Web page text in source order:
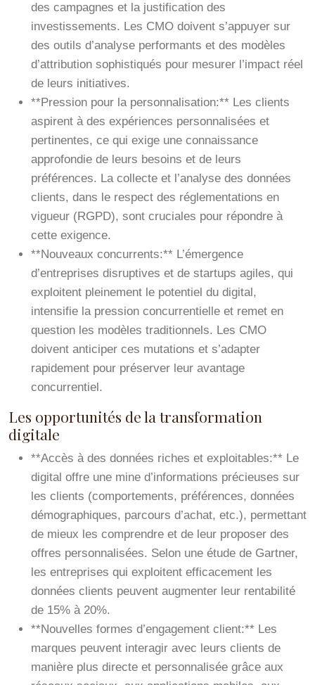
des campagnes et la justification des
investissements. Les CMO doivent s’appuyer sur
des outils d’analyse performants et des modèles
d’attribution sophistiqués pour mesurer l’impact réel
de leurs initiatives.
**Pression pour la personnalisation:** Les clients
aspirent à des expériences personnalisées et
pertinentes, ce qui exige une connaissance
approfondie de leurs besoins et de leurs
préférences. La collecte et l’analyse des données
clients, dans le respect des réglementations en
vigueur (RGPD), sont cruciales pour répondre à
cette exigence.
**Nouveaux concurrents:** L’émergence
d’entreprises disruptives et de startups agiles, qui
exploitent pleinement le potentiel du digital,
intensifie la pression concurrentielle et remet en
question les modèles traditionnels. Les CMO
doivent anticiper ces mutations et s’adapter
rapidement pour préserver leur avantage
concurrentiel.
Les opportunités de la transformation
digitale
**Accès à des données riches et exploitables:** Le
digital offre une mine d’informations précieuses sur
les clients (comportements, préférences, données
démographiques, parcours d’achat, etc.), permettant
de mieux les comprendre et de leur proposer des
offres personnalisées. Selon une étude de Gartner,
les entreprises qui exploitent efficacement les
données clients peuvent augmenter leur rentabilité
de 15% à 20%.
**Nouvelles formes d’engagement client:** Les
marques peuvent interagir avec leurs clients de
manière plus directe et personnalisée grâce aux